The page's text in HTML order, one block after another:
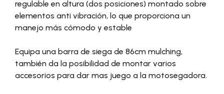
regulable en altura (dos posiciones) montado sobre
elementos anti vibración, lo que proporciona un
manejo más cómodo y estable
Equipa una barra de siega de 86cm mulching,
también da la posibilidad de montar varios
accesorios para dar mas juego a la motosegadora.